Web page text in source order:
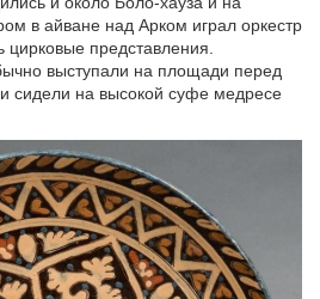
в айване над Арком играл оркестр
цирковые представления.
выступали на площади перед
сидели на высокой суфе медресе